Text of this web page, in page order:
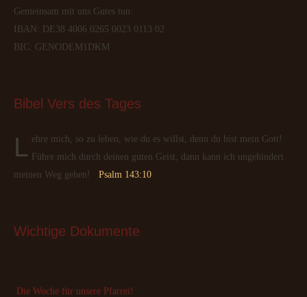
Gemeinsam mit uns Gutes tun:
IBAN: DE38 4006 0265 0023 0113 02
BIC: GENODEM1DKM
Bibel Vers des Tages
Lehre mich, so zu leben, wie du es willst, denn du bist mein Gott! Führe mich durch deinen guten Geist, dann kann ich ungehindert
meinen Weg gehen!
Psalm 143:10
Wichtige Dokumente
Die Woche für unsere Pfarrei!